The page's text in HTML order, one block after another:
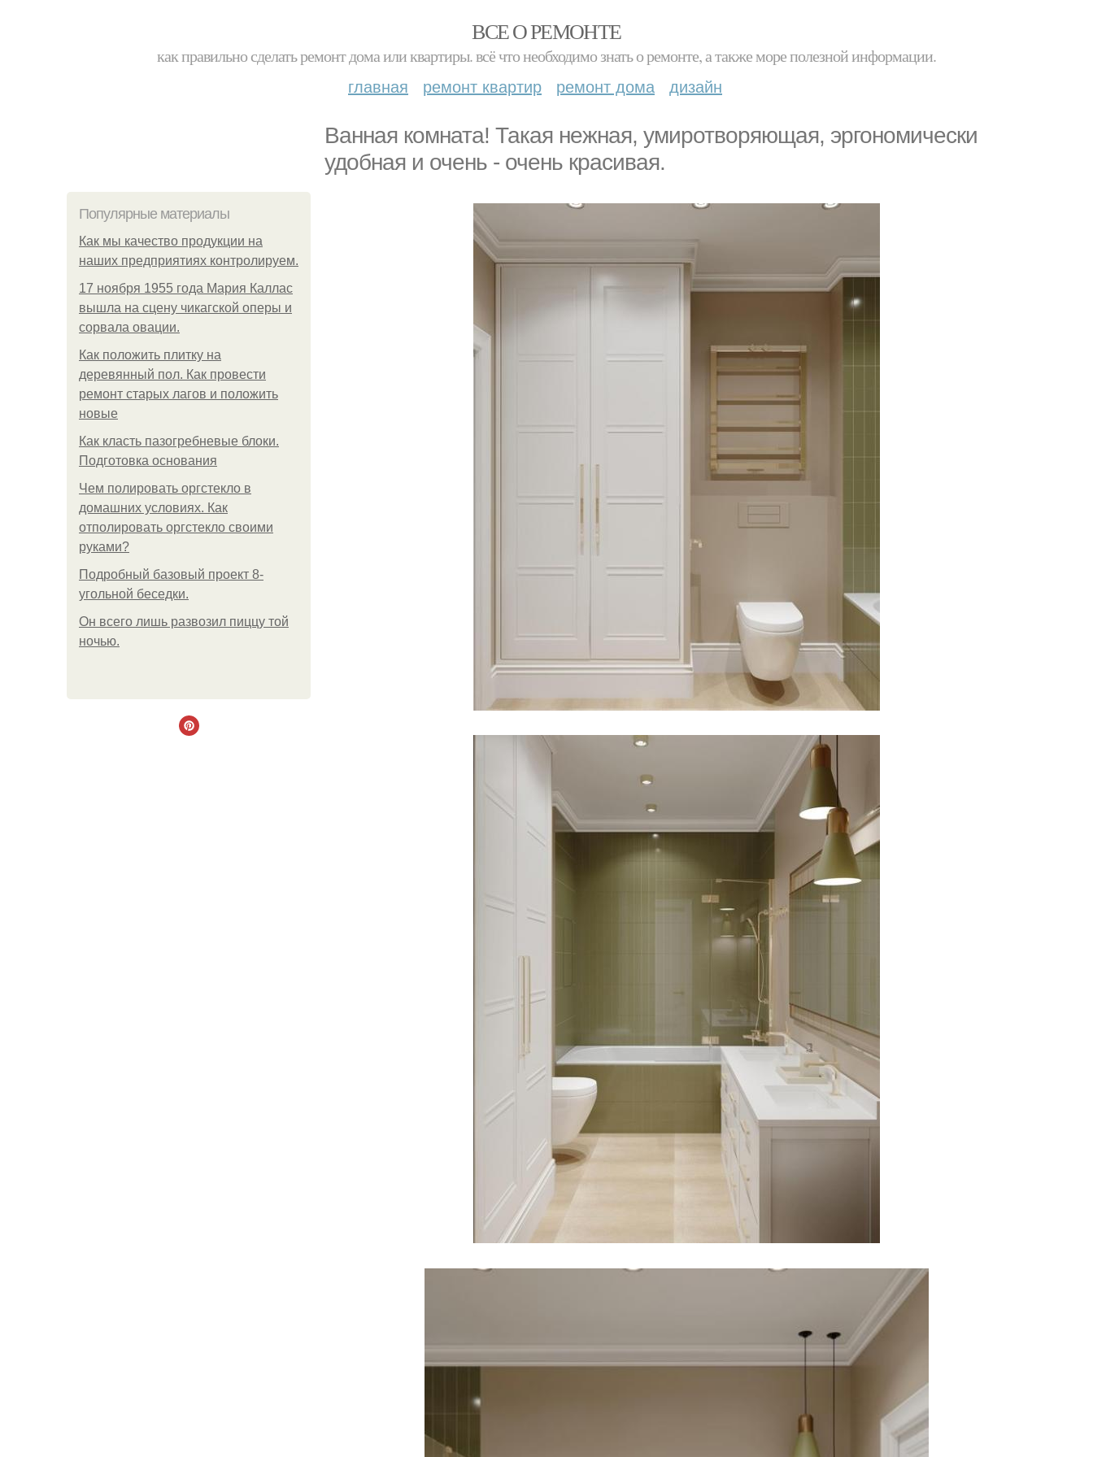
ВСЕ О РЕМОНТЕ
как правильно сделать ремонт дома или квартиры. всё что необходимо знать о ремонте, а также море полезной информации.
главная ремонт квартир ремонт дома дизайн
Ванная комната! Такая нежная, умиротворяющая, эргономически
удобная и очень - очень красивая.
Популярные материалы
Как мы качество продукции на
наших предприятиях контролируем.
17 ноября 1955 года Мария Каллас
вышла на сцену чикагской оперы и
сорвала овации.
Как положить плитку на
деревянный пол. Как провести
ремонт старых лагов и положить
новые
Как класть пазогребневые блоки.
Подготовка основания
Чем полировать оргстекло в
домашних условиях. Как
отполировать оргстекло своими
руками?
Подробный базовый проект 8-
угольной беседки.
Он всего лишь развозил пиццу той
ночью.